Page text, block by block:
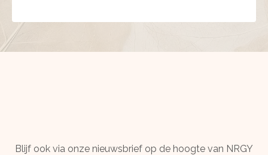
Blijf ook via onze nieuwsbrief op de hoogte van NRGY